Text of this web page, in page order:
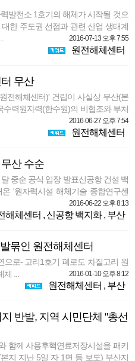
발전소 1호기의 해체가 시작될 것으
한 주도권 선점과 관련 산업 생태계
2016-07-13 오후 7:55
원전해체센터
무산
전해체센터)' 건립이 사실상 무산(본
수력원자력(한수원)의 비협조와 부처
2016-06-27 오후 7:54
원전해체센터
산 수순
중순 공식 입장 발표신공항 건설 백
'원자력시설 해체기술 종합연구센
2016-06-22 오후 8:13
해체센터 , 신공항 백지화, 부산
묶인 원전해체센터
으로- 고리1호기 폐로도 차질고리 원
...
2016-01-10 오후 8:12
원전해체센터 , 부산
반발, 지역 시민단체 "총선
함께 사용후핵연료저장시설을 패키
지 지난 5일 자 1면 등 보도) 부산지